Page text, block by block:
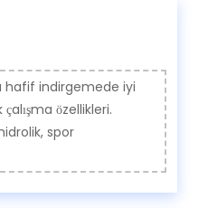
indirgemede iyi
özellikleri.
spor